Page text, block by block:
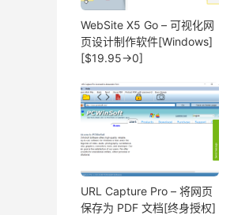
WebSite X5 Go – 可视化网
页设计制作软件[Windows]
[$19.95→0]
URL Capture Pro – 将网页
保存为 PDF 文档[终身授权]